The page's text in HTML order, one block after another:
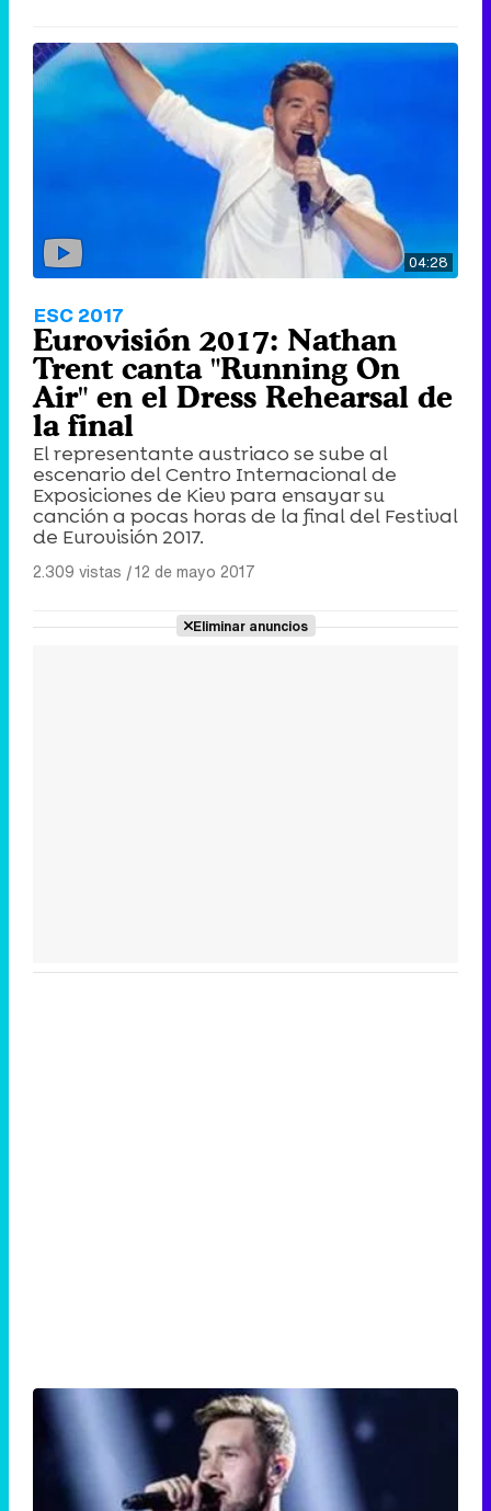
04:28
ESC 2017
Eurovisión 2017: Nathan
Trent canta "Running On
Air" en el Dress Rehearsal de
la final
El representante austriaco se sube al
escenario del Centro Internacional de
Exposiciones de Kiev para ensayar su
canción a pocas horas de la final del Festival
de Eurovisión 2017.
2.309 vistas |12 de mayo 2017
Eliminar anuncios